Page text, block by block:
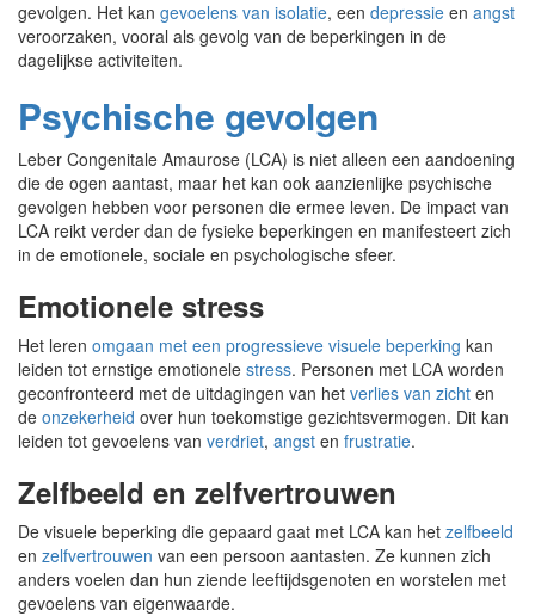
gevolgen. Het kan gevoelens van isolatie, een depressie en angst
veroorzaken, vooral als gevolg van de beperkingen in de
dagelijkse activiteiten.
Psychische gevolgen
Leber Congenitale Amaurose (LCA) is niet alleen een aandoening
die de ogen aantast, maar het kan ook aanzienlijke psychische
gevolgen hebben voor personen die ermee leven. De impact van
LCA reikt verder dan de fysieke beperkingen en manifesteert zich
in de emotionele, sociale en psychologische sfeer.
Emotionele stress
Het leren omgaan met een progressieve visuele beperking kan
leiden tot ernstige emotionele stress. Personen met LCA worden
geconfronteerd met de uitdagingen van het verlies van zicht en
de onzekerheid over hun toekomstige gezichtsvermogen. Dit kan
leiden tot gevoelens van verdriet, angst en frustratie.
Zelfbeeld en zelfvertrouwen
De visuele beperking die gepaard gaat met LCA kan het zelfbeeld
en zelfvertrouwen van een persoon aantasten. Ze kunnen zich
anders voelen dan hun ziende leeftijdsgenoten en worstelen met
gevoelens van eigenwaarde.